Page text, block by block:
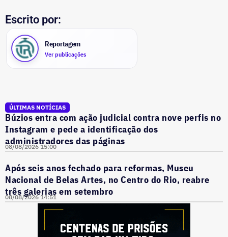
Escrito por:
Reportagem
Ver publicações
ÚLTIMAS NOTÍCIAS
Búzios entra com ação judicial contra nove perfis no
Instagram e pede a identificação dos
administradores das páginas
08/08/2026 15:00
Após seis anos fechado para reformas, Museu
Nacional de Belas Artes, no Centro do Rio, reabre
três galerias em setembro
08/08/2026 14:51